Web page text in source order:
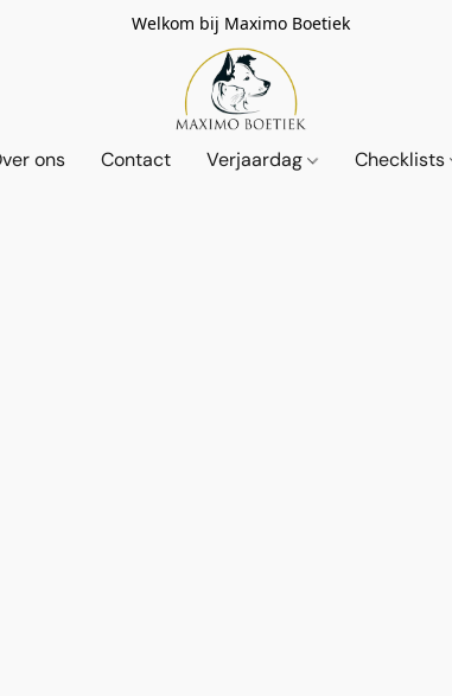
Welkom bij Maximo Boetiek
ons Contact Verjaardag Checklists